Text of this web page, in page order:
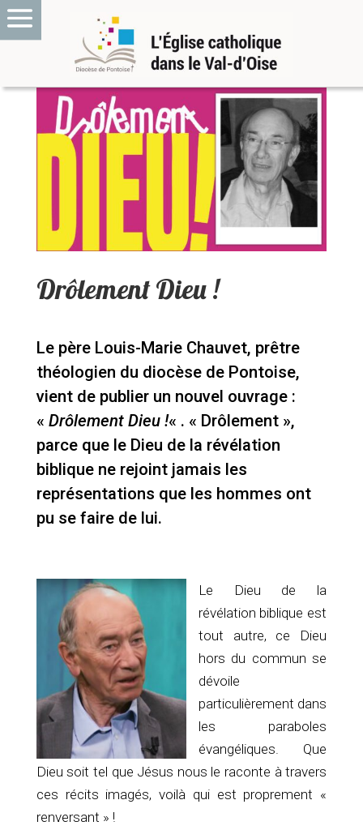
Drôlement Dieu !
Le père Louis-Marie Chauvet, prêtre
théologien du diocèse de Pontoise,
vient de publier un nouvel ouvrage :
« Drôlement Dieu !« . « Drôlement »,
parce que le Dieu de la révélation
biblique ne rejoint jamais les
représentations que les hommes ont
pu se faire de lui.
Le Dieu de la
révélation biblique est
tout autre, ce Dieu
hors du commun se
dévoile
particulièrement dans
les paraboles
évangéliques. Que
Dieu soit tel que Jésus nous le raconte à travers
ces récits imagés, voilà qui est proprement «
renversant » !